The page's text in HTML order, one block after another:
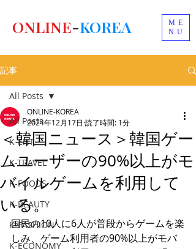
ME
NU
ONLINE-KOREA
記事
All Posts
K-ENT
K-TRAVEL
K-FOODS
K-BEAUTY
K-FASHION
K-ECONOMY
All Posts
＜韓国ニュース＞韓国ゲー
ムユーザーの90%以上がモ
バイルゲームを利用して
いる。
ONLINE-KOREA
2024年12月17日 読了時間: 1分
国民の10人に6人が普段からゲームを楽
しみ、ゲーム利用者の90%以上がモバ